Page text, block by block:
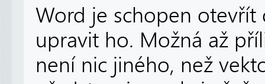
Word je schopen otevřít
upravit ho. Možná až
není nic jiného, než